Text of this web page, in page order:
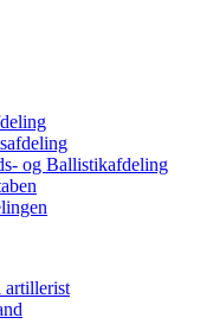
og Ballistikafdeling
artillerist